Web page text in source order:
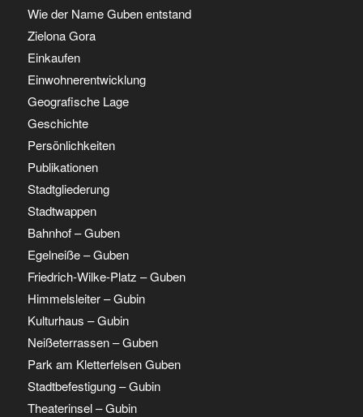
Wie der Name Guben entstand
Zielona Gora
Einkaufen
Einwohnerentwicklung
Geografische Lage
Geschichte
Persönlichkeiten
Publikationen
Stadtgliederung
Stadtwappen
Bahnhof – Guben
Egelneiße – Guben
Friedrich-Wilke-Platz – Guben
Himmelsleiter – Gubin
Kulturhaus – Gubin
Neißeterrassen – Guben
Park am Kletterfelsen Guben
Stadtbefestigung – Gubin
Theaterinsel – Gubin